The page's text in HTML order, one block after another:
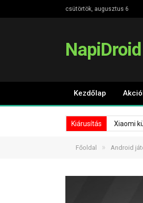
csütörtök, augusztus 6
NapiDroid
Kezdőlap
Kiárusítás Xiaomi
Főoldal » Android